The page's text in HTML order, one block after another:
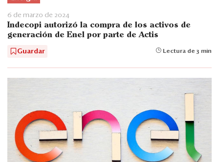
6 de marzo de 2024
Indecopi autorizó la compra de los activos de
generación de Enel por parte de Actis
Guardar Lectura de 3 min